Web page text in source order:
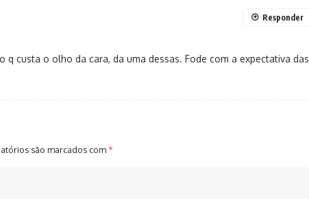
custa o olho da cara, da uma dessas. Fode com a expectativa das
Responder
são marcados com*